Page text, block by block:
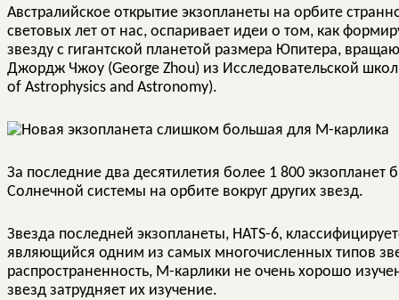
Австралийское открытие экзопланеты на орбите
световых лет от нас, оспаривает идеи о том, как
звезду с гигантской планетой размера Юпитера,
Джордж Чжоу (George Zhou) из Исследовательской
of Astrophysics and Astronomy).
За последние два десятилетия более 1 800
Солнечной системы на орбите вокруг других звезд.
Звезда последней экзопланеты, HATS-6,
являющийся одним из самых многочисленных типов
распространенность, М-карлики не очень хорошо
звезд затрудняет их изучение.